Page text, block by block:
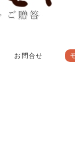
お問合せ